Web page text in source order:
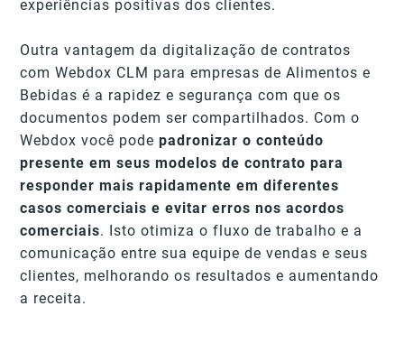
experiências positivas dos clientes.
Outra vantagem da digitalização de contratos
com Webdox CLM para empresas de Alimentos e
Bebidas é a rapidez e segurança com que os
documentos podem ser compartilhados. Com o
Webdox você pode padronizar o conteúdo
presente em seus modelos de contrato para
responder mais rapidamente em diferentes
casos comerciais e evitar erros nos acordos
comerciais. Isto otimiza o fluxo de trabalho e a
comunicação entre sua equipe de vendas e seus
clientes, melhorando os resultados e aumentando
a receita.